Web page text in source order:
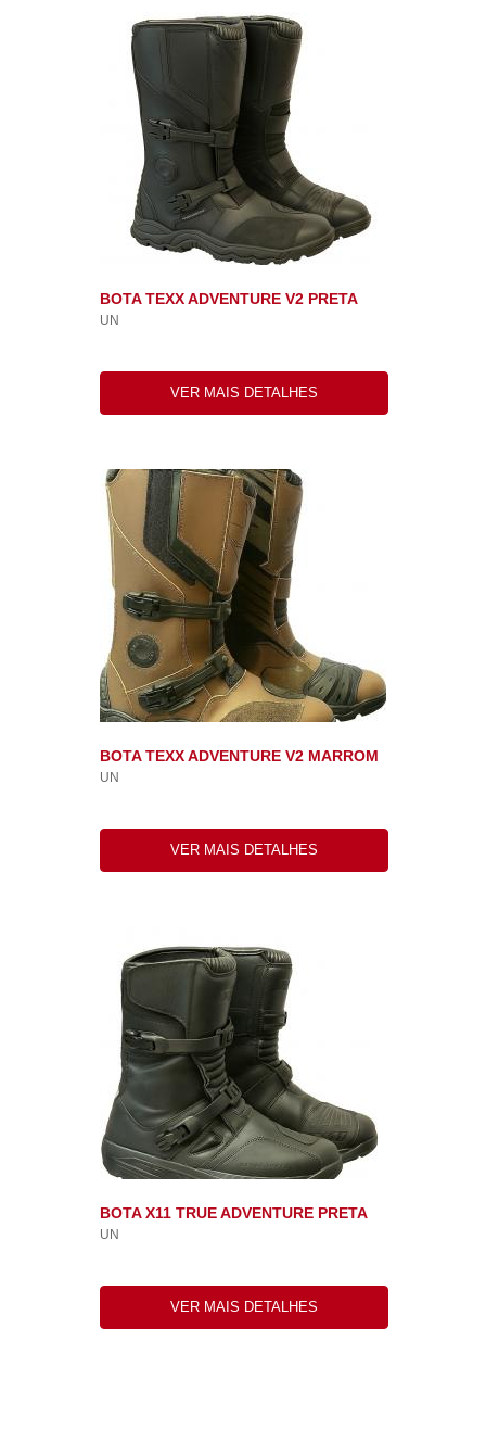
BOTA TEXX ADVENTURE V2 PRETA
UN
VER MAIS DETALHES
BOTA TEXX ADVENTURE V2 MARROM
UN
VER MAIS DETALHES
BOTA X11 TRUE ADVENTURE PRETA
UN
VER MAIS DETALHES